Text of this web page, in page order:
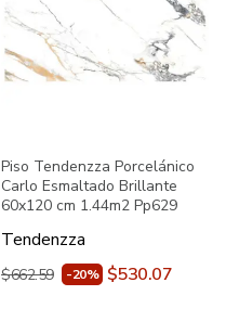
Piso Tendenzza Porcelánico
Carlo Esmaltado Brillante
60x120 cm 1.44m2 Pp629
Tendenzza
$662.59 -20% $530.07